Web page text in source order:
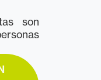
son